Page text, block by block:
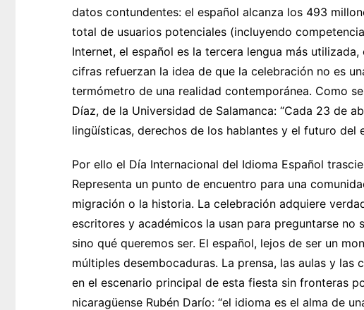
datos contundentes: el español alcanza los 493
total de usuarios potenciales (incluyendo
Internet, el español es la tercera lengua más
cifras refuerzan la idea de que la celebración no es
termómetro de una realidad contemporánea. Como
Díaz, de la Universidad de Salamanca: “Cada 23 de
lingüísticas, derechos de los hablantes y el futuro del
Por ello el Día Internacional del Idioma Español
Representa un punto de encuentro para una
migración o la historia. La celebración adquiere
escritores y académicos la usan para preguntarse no
sino qué queremos ser. El español, lejos de ser un
múltiples desembocaduras. La prensa, las aulas y
en el escenario principal de esta fiesta sin fronteras
nicaragüense Rubén Darío: “el idioma es el alma de